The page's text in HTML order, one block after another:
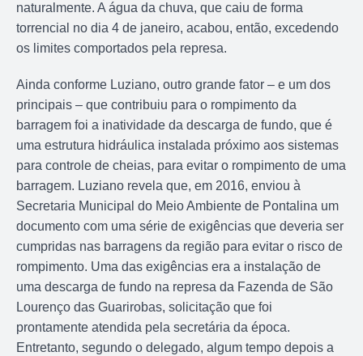
naturalmente. A água da chuva, que caiu de forma
torrencial no dia 4 de janeiro, acabou, então, excedendo
os limites comportados pela represa.
Ainda conforme Luziano, outro grande fator – e um dos
principais – que contribuiu para o rompimento da
barragem foi a inatividade da descarga de fundo, que é
uma estrutura hidráulica instalada próximo aos sistemas
para controle de cheias, para evitar o rompimento de uma
barragem. Luziano revela que, em 2016, enviou à
Secretaria Municipal do Meio Ambiente de Pontalina um
documento com uma série de exigências que deveria ser
cumpridas nas barragens da região para evitar o risco de
rompimento. Uma das exigências era a instalação de
uma descarga de fundo na represa da Fazenda de São
Lourenço das Guarirobas, solicitação que foi
prontamente atendida pela secretária da época.
Entretanto, segundo o delegado, algum tempo depois a